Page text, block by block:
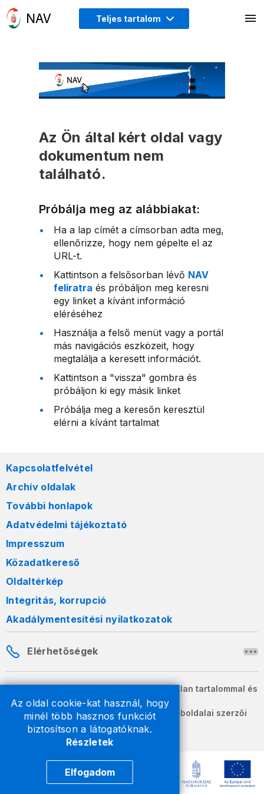
Az oldal cookie-kat használ, hogy
minél több hasznos funkciót
biztosítson a látogatóknak.
Részletek
Elfogadom
Teljes tartalom
Az Ön által kért oldal vagy
dokumentum nem
található.
Próbálja meg az alábbiakat:
Ha a lap címét a címsorban adta meg,
ellenőrizze, hogy nem gépelte el az
URL-t.
Kattintson a felsősorban lévő NAV
feliratra és próbáljon meg keresni
egy linket a kívánt információ
eléréséhez
Használja a felső menüt vagy a portál
más navigációs eszközeit, hogy
megtalálja a keresett információt.
Kattintson a "vissza" gombra és
próbáljon ki egy másik linket
Próbálja meg a keresőn keresztül
elérni a kívánt tartalmat
Kapcsolatfelvétel
Archív oldalak
További honlapok
Adatvédelmi tájékoztató
Impresszum
Közadatkereső
Oldaltérkép
Integritás, korrupció
Akadálymentesítési nyilatkozatok
Elérhetőségek
A honlapon szereplő információk változatlan tartalommal és
formában szabadon terjeszthetők.
2026 © A Nemzeti Adó- és Vámhivatal weboldalai szerzői
jogvédelem alatt állnak.